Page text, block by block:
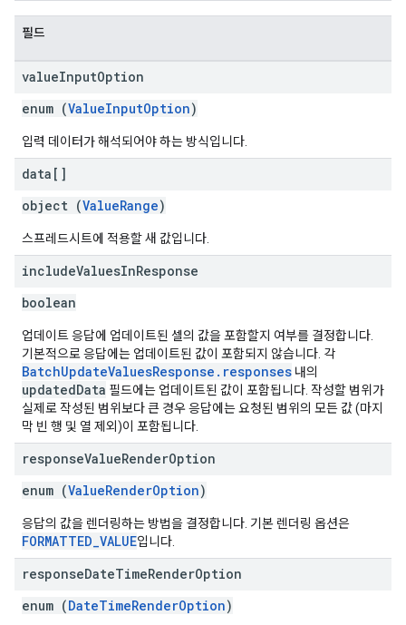
필드
valueInputOption
enum (ValueInputOption)
입력 데이터가 해석되어야 하는 방식입니다.
data[]
object (ValueRange)
스프레드시트에 적용할 새 값입니다.
includeValuesInResponse
boolean
업데이트 응답에 업데이트된 셀의 값을 포함할지 여부를 결정합니다.
기본적으로 응답에는 업데이트된 값이 포함되지 않습니다. 각
BatchUpdateValuesResponse.responses 내의
updatedData 필드에는 업데이트된 값이 포함됩니다. 작성할 범위가
실제로 작성된 범위보다 큰 경우 응답에는 요청된 범위의 모든 값 (마지
막 빈 행 및 열 제외)이 포함됩니다.
responseValueRenderOption
enum (ValueRenderOption)
응답의 값을 렌더링하는 방법을 결정합니다. 기본 렌더링 옵션은
FORMATTED_VALUE입니다.
responseDateTimeRenderOption
enum (DateTimeRenderOption)